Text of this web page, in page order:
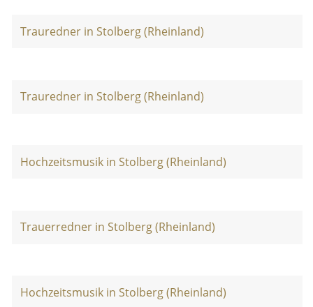
Trauredner in Stolberg (Rheinland)
Trauredner in Stolberg (Rheinland)
Hochzeitsmusik in Stolberg (Rheinland)
Trauerredner in Stolberg (Rheinland)
Hochzeitsmusik in Stolberg (Rheinland)